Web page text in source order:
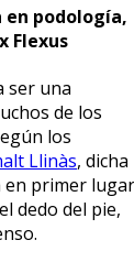
en podología,
Flexus
ser una
de los
los
Llinàs, dicha
en primer lugar
dedo del pie,